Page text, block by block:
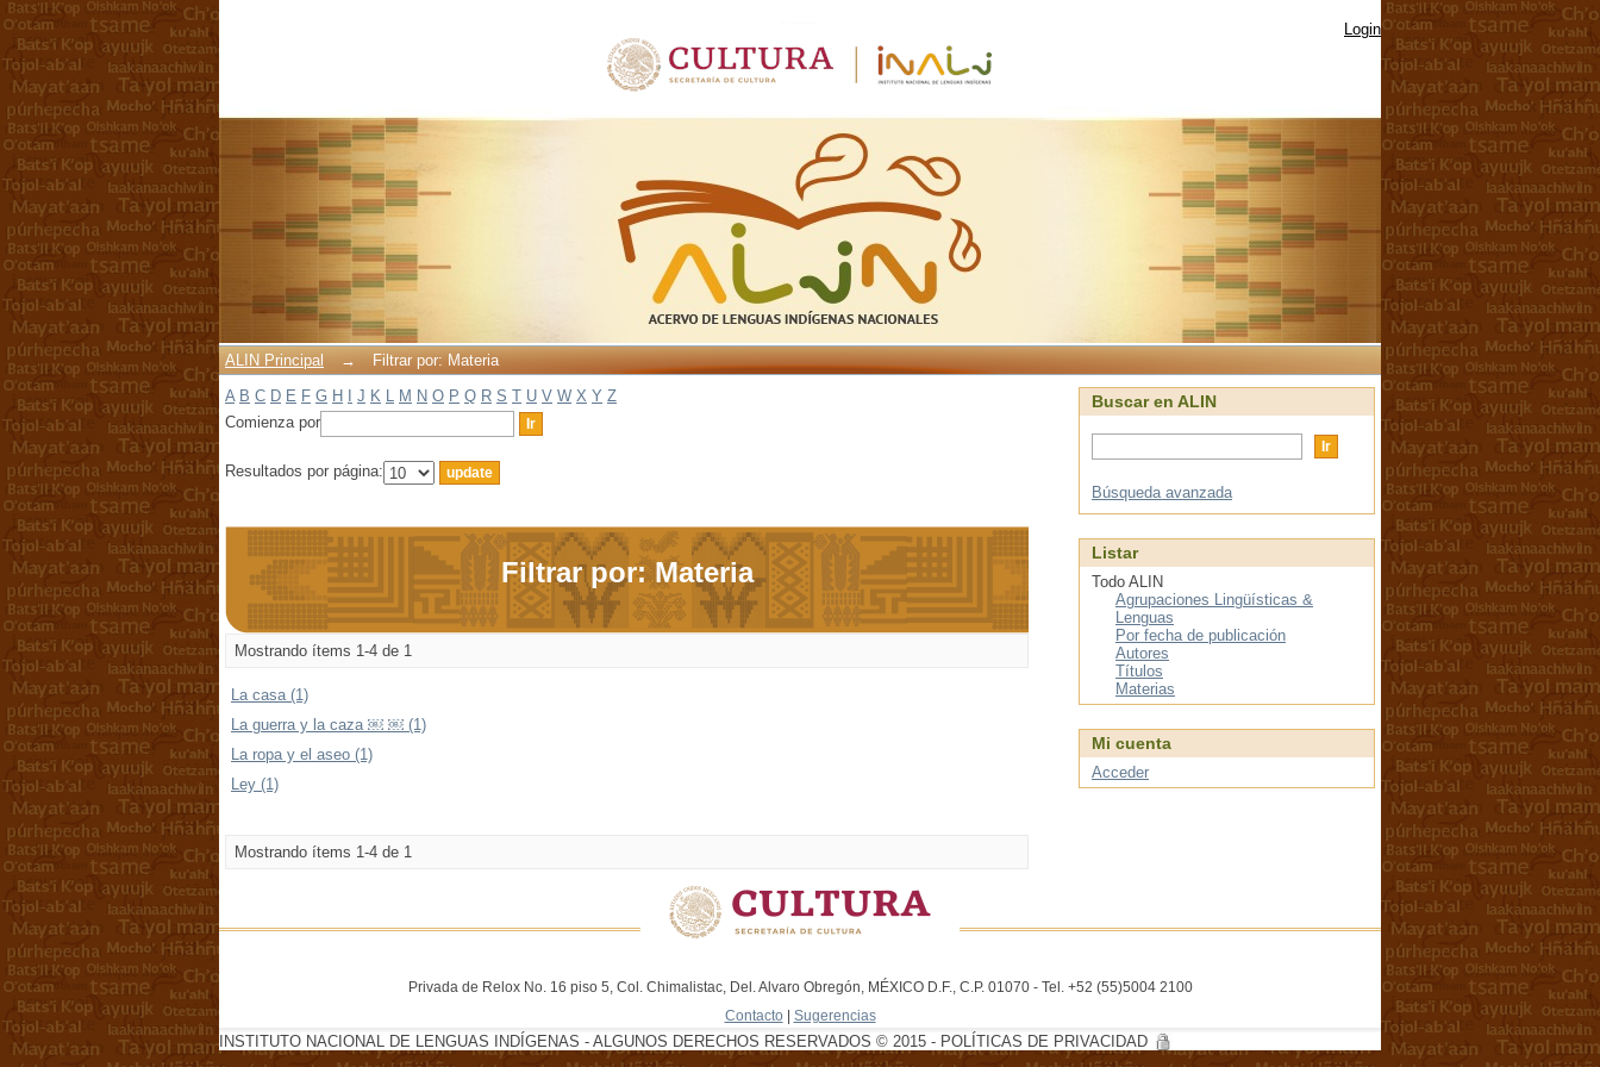
Login
ALIN Principal →
Filtrar por: Materia
A B C D E F G H J K L M N O P Q R S T U V W X Y Z
Comienza por
Resultados por página:
Filtrar por: Materia
Mostrando ítems 1-4 de 1
La casa (1)
La guerra y la caza ￼ ￼ (1)
La ropa y el aseo (1)
Ley (1)
Mostrando ítems 1-4 de 1
Buscar en ALIN
Búsqueda avanzada
Listar
Todo ALIN
Agrupaciones Lingüísticas &
Lenguas
Por fecha de publicación
Autores
Títulos
Materias
Mi cuenta
Acceder
Privada de Relox No. 16 piso 5, Col. Chimalistac, Del. Alvaro Obregón, MÉXICO D.F., C.P. 01070 - Tel. +52 (55)5004 2100
Contacto | Sugerencias
INSTITUTO NACIONAL DE LENGUAS INDÍGENAS - ALGUNOS DERECHOS RESERVADOS © 2015 - POLÍTICAS DE PRIVACIDAD